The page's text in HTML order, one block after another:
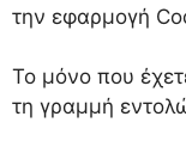
την εφαρμογή
Το μόνο που
τη γραμμή